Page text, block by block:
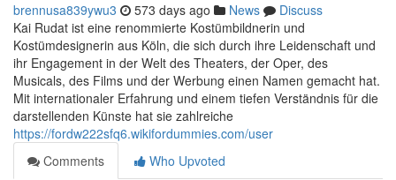
brennusa839ywu3 573 days ago News
Discuss
Kai Rudat ist eine renommierte Kostümbildnerin und
Kostümdesignerin aus Köln, die sich durch ihre Leidenschaft und
ihr Engagement in der Welt des Theaters, der Oper, des
Musicals, des Films und der Werbung einen Namen gemacht hat.
Mit internationaler Erfahrung und einem tiefen Verständnis für die
darstellenden Künste hat sie zahlreiche
https://fordw222sfq6.wikifordummies.com/user
Comments
Who Upvoted